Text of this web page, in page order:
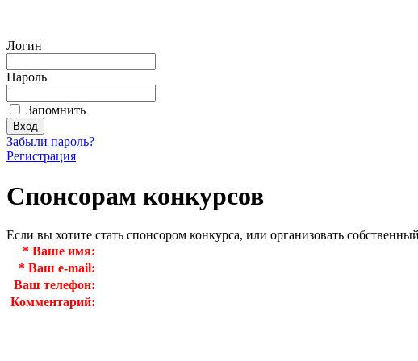
Логин
Пароль
Запомнить
Забыли пароль?
Регистрация
Спонсорам конкурсов
Если вы хотите стать спонсором конкурса, или организовать
* Ваше имя:
* Ваш e-mail:
Ваш телефон:
Комментарий: